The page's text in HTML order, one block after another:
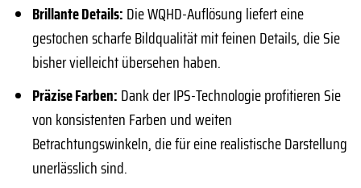
Brillante Details: Die WQHD-Auflösung liefert eine
gestochen scharfe Bildqualität mit feinen Details, die Sie
bisher vielleicht übersehen haben.
Präzise Farben: Dank der IPS-Technologie profitieren Sie
von konsistenten Farben und weiten
Betrachtungswinkeln, die für eine realistische Darstellung
unerlässlich sind.